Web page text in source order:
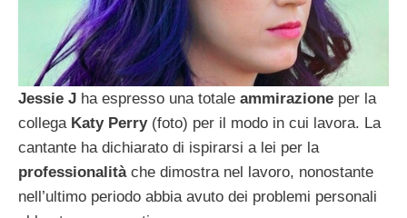
Jessie J ha espresso una totale ammirazione per la
collega Katy Perry(foto) per il modo in cui lavora. La
cantante ha dichiarato di ispirarsi a lei per la
professionalitàche dimostra nel lavoro, nonostante
nell’ultimo periodo abbia avuto dei problemi personali